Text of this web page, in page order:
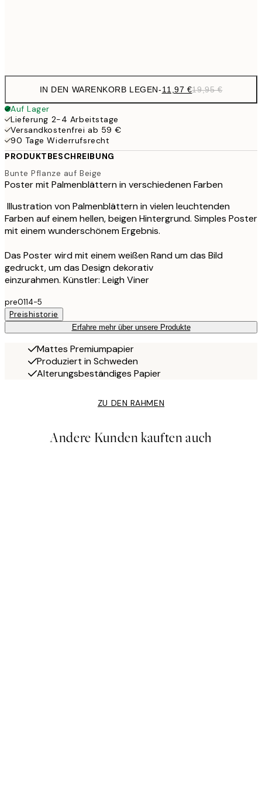
IN DEN WARENKORB LEGEN-11,97 €19,95 €
Auf Lager
Lieferung 2-4 Arbeitstage
Versandkostenfrei ab 59 €
90 Tage Widerrufsrecht
PRODUKTBESCHREIBUNG
Bunte Pflanze auf Beige
Poster mit Palmenblättern in verschiedenen Farben
Illustration von Palmenblättern in vielen leuchtenden
Farben auf einem hellen, beigen Hintergrund. Simples Poster
mit einem wunderschönem Ergebnis.
Das Poster wird mit einem weißen Rand um das Bild
gedruckt, um das Design dekorativ
einzurahmen. Künstler: Leigh Viner
pre0114-5
Preishistorie
Erfahre mehr über unsere Produkte
Mattes Premiumpapier
Produziert in Schweden
Alterungsbeständiges Papier
ZU DEN RAHMEN
Andere Kunden kauften auch